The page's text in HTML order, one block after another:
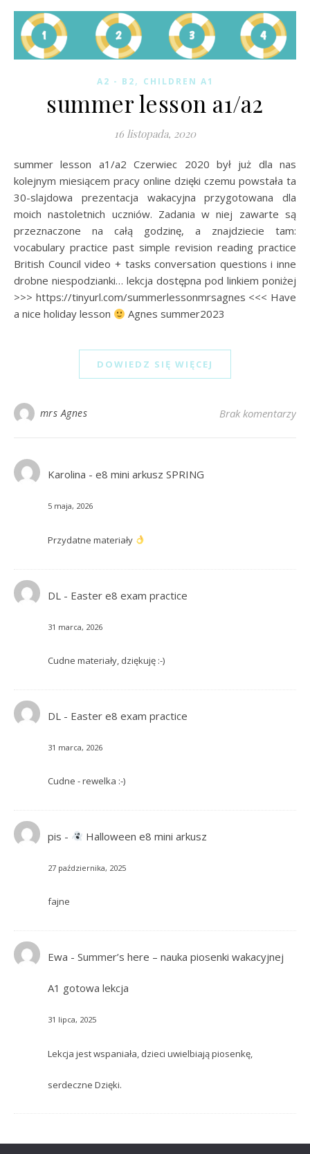
A2 - B2, CHILDREN A1
summer lesson a1/a2
16 listopada, 2020
summer lesson a1/a2 Czerwiec 2020 był już dla nas
kolejnym miesiącem pracy online dzięki czemu powstała ta
30-slajdowa prezentacja wakacyjna przygotowana dla
moich nastoletnich uczniów. Zadania w niej zawarte są
przeznaczone na całą godzinę, a znajdziecie tam:
vocabulary practice past simple revision reading practice
British Council video + tasks conversation questions i inne
drobne niespodzianki… lekcja dostępna pod linkiem poniżej
>>> https://tinyurl.com/summerlessonmrsagnes <<< Have
a nice holiday lesson
Agnes summer2023
DOWIEDZ SIĘ WIĘCEJ
mrs Agnes Brak komentarzy
Karolina - e8 mini arkusz SPRING
5 maja, 2026
Przydatne materiały
DL - Easter e8 exam practice
31 marca, 2026
Cudne materiały, dziękuję :-)
DL - Easter e8 exam practice
31 marca, 2026
Cudne - rewelka :-)
pis - Halloween e8 mini arkusz
27 października, 2025
fajne
Ewa - Summer’s here – nauka piosenki wakacyjnej
A1 gotowa lekcja
31 lipca, 2025
Lekcja jest wspaniała, dzieci uwielbiają piosenkę,
serdeczne Dzięki.